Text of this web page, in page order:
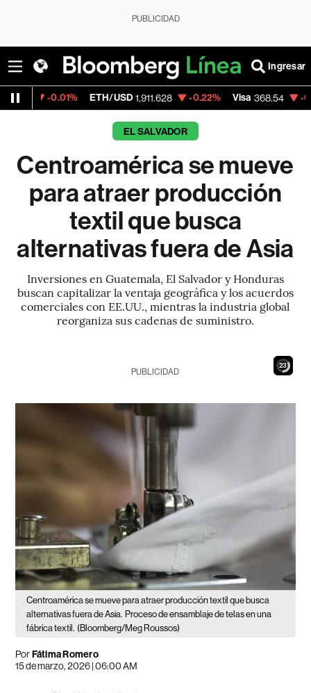
PUBLICIDAD
Ingresar
ETH/USD 1,911.628 -0.22% Visa 368.54 -0.28%
EL SALVADOR
Centroamérica se mueve
para atraer producción
textil que busca
alternativas fuera de Asia
Inversiones en Guatemala, El Salvador y Honduras
buscan capitalizar la ventaja geográfica y los acuerdos
comerciales con EE.UU., mientras la industria global
reorganiza sus cadenas de suministro.
21
PUBLICIDAD
Centroamérica se mueve para atraer producción textil que busca
alternativas fuera de Asia. Proceso de ensamblaje de telas en una
fábrica textil. (Bloomberg/Meg Roussos)
PorFátima Romero
15 de marzo, 2026 | 06:00 AM